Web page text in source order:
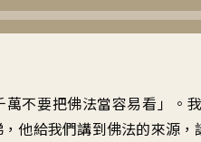
萬不要把佛法當容易看」。
，他給我們講到佛法的來源 ，